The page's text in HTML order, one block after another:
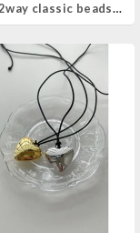
Fil. / 2way classic beads bag(予約)2color